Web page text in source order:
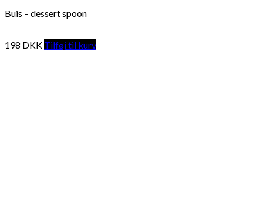
Buis – dessert spoon
198 DKK Tilføj til kurv